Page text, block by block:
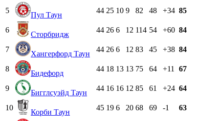
5
Пул Таун
44 25 10 9 82 48 +34 85
6
Сторбридж
44 26 6 12 114 54 +60 84
7
Хангерфорд Таун
44 26 6 12 83 45 +38 84
8
Бидефорд
44 18 13 13 75 64 +11 67
9
Бигглсуэйд Таун
44 16 16 12 85 61 +24 64
10
Корби Таун
45 19 6 20 68 69 -1 63